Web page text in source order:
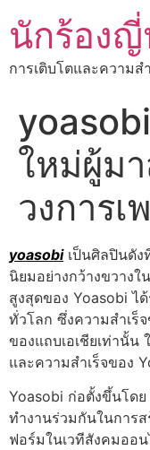
นักร้อง
การเติบโตและความส
ใหม่ผู้ม
วงการเ
yoasobiเป็นศิลปินดัง
นิยมอย่างกว้างขวาง
สูงสุดของ Yoasobi ไ
ทั่วโลก ซึ่งความสำเร็
ของแถบเอเชียเท่านั้น
และความสำเร็จของ
Yoasobi ก่อตั้งขึ้นโด
ทำงานร่วมกันในการส
ฟอร์มในเวทีสังคมออ